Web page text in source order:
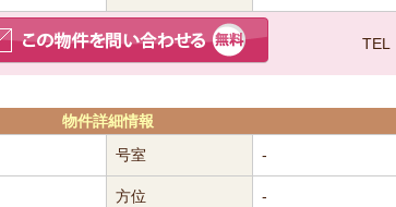
TEL
物件詳細情報
号室 -
方位 -